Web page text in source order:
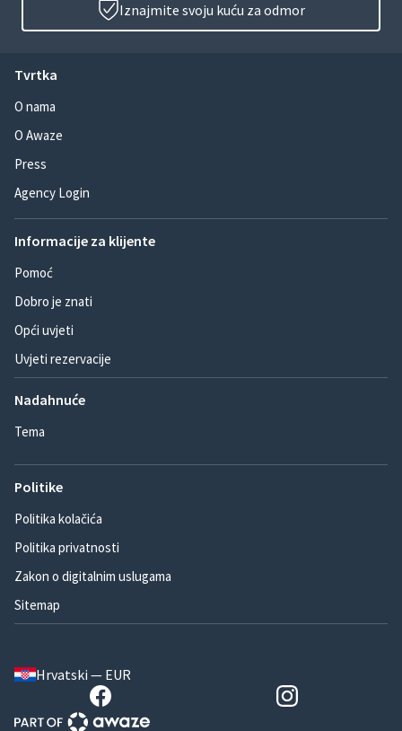
Iznajmite svoju kuću za odmor
Tvrtka
O nama
O Awaze
Press
Agency Login
Informacije za klijente
Pomoć
Dobro je znati
Opći uvjeti
Uvjeti rezervacije
Nadahnuće
Tema
Politike
Politika kolačića
Politika privatnosti
Zakon o digitalnim uslugama
Sitemap
Hrvatski — EUR